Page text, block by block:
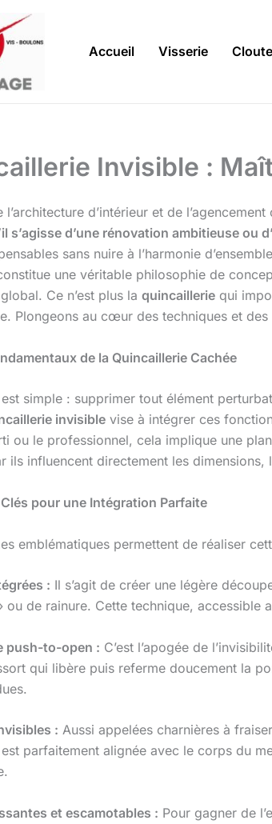
Accueil Visserie
Invisible :
l’architecture d’intérieur et de
s’agisse d’une rénovation ambitieuse ou
sans nuire à l’harmonie
une véritable philosophie de
Ce n’est plus la quincaillerie qui
Plongeons au cœur des techniques et
de la Quincaillerie Cachée
est simple : supprimer tout élément
invisible vise à intégrer ces
ou le professionnel, cela implique une
ils influencent directement les
pour une Intégration Parfaite
emblématiques permettent de réaliser
: Il s’agit de créer une légère
ou de rainure. Cette technique, accessible
push-to-open : C’est l’apogée de
qui libère puis referme doucement la
: Aussi appelées charnières à
parfaitement alignée avec le corps du
et escamotables : Pour gagner de